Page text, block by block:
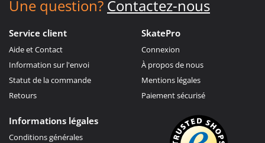
Une question? Contactez-nous
Service client
Aide et Contact
Information sur l'envoi
Statut de la commande
Retours
SkatePro
Connexion
À propos de nous
Mentions légales
Paiement sécurisé
Informations légales
Conditions générales